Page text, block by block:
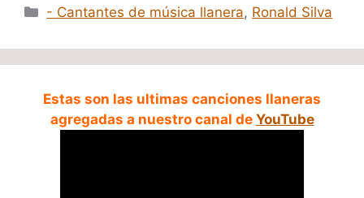
Categorías
- Cantantes de música llanera, Ronald Silva
Estas son las ultimas canciones llaneras
agregadas a nuestro canal de YouTube